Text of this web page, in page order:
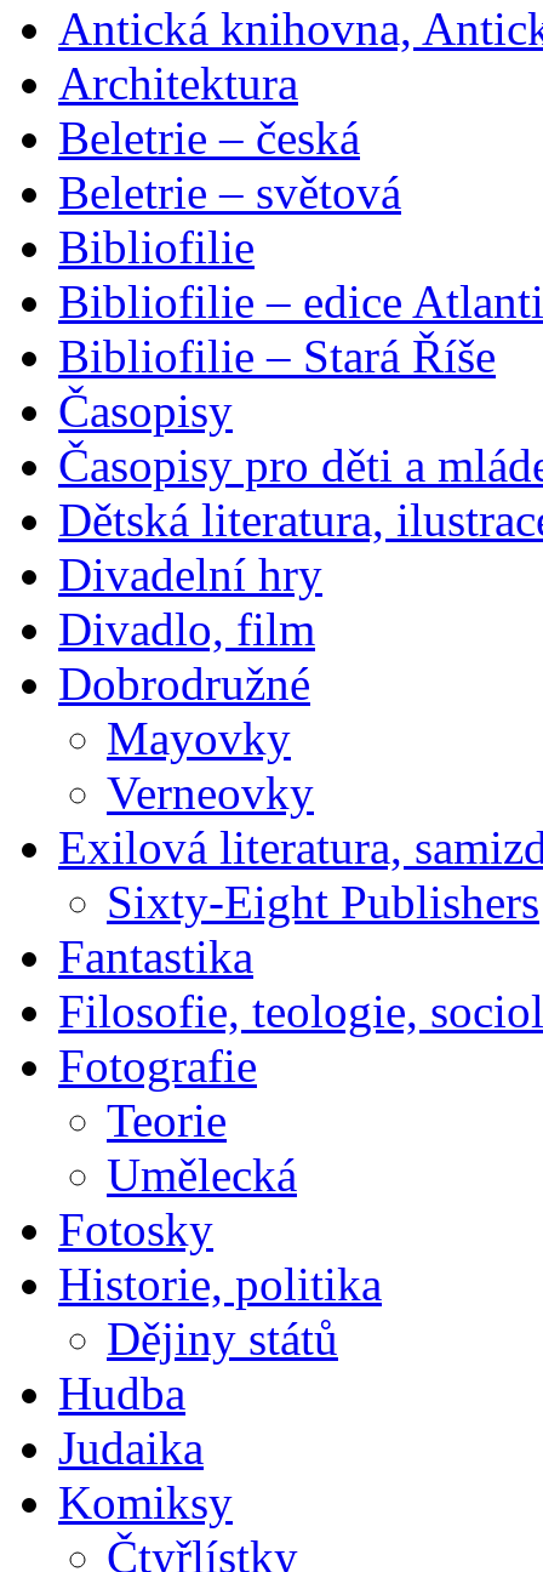
Antická knihovna,
Architektura
Beletrie – česká
Beletrie – světová
Bibliofilie
Bibliofilie – edice
Bibliofilie – Stará Říše
Časopisy
Časopisy pro děti a
Dětská literatura,
Divadelní hry
Divadlo, film
Dobrodružné
Mayovky
Verneovky
Exilová literatura,
Sixty-Eight Publishers
Fantastika
Filosofie, teologie,
Fotografie
Teorie
Umělecká
Fotosky
Historie, politika
Dějiny států
Hudba
Judaika
Komiksy
Čtyřlístky